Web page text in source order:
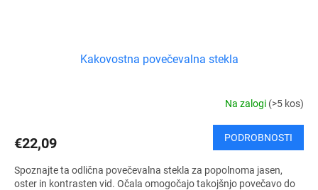
Kakovostna povečevalna stekla
Na zalogi (>5 kos)
€22,09 PODROBNOSTI
Spoznajte ta odlična povečevalna stekla za popolnoma jasen,
oster in kontrasten vid. Očala omogočajo takojšnjo povečavo do